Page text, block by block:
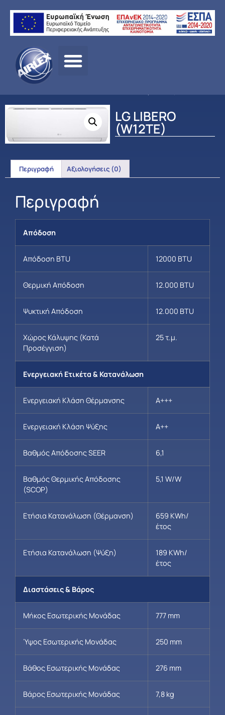
σελίδα/
LG LIBERO
(W12TE)
Περιγραφή Αξιολογήσεις (0)
Περιγραφή
Απόδοση
Απόδοση BTU 12000 BTU
Θερμική Απόδοση 12.000 BTU
Ψυκτική Απόδοση 12.000 BTU
Χώρος Κάλυψης (Κατά
Προσέγγιση)
25 τ.μ.
Ενεργειακή Ετικέτα & Κατανάλωση
Ενεργειακή Κλάση Θέρμανσης A+++
Ενεργειακή Κλάση Ψύξης A++
Βαθμός Απόδοσης SEER 6,1
Βαθμός Θερμικής Απόδοσης
(SCOP)
5,1 W/W
Ετήσια Κατανάλωση (Θέρμανση)
659 KWh/
έτος
Ετήσια Κατανάλωση (Ψύξη)
189 KWh/
έτος
Διαστάσεις & Βάρος
Μήκος Εσωτερικής Μονάδας 777 mm
Ύψος Εσωτερικής Μονάδας 250 mm
Βάθος Εσωτερικής Μονάδας 276 mm
Βάρος Εσωτερικής Μονάδας 7,8 kg